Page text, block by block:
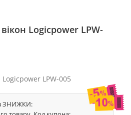
Logicpower LPW-
Logicpower LPW-005
ЗНИЖКИ: